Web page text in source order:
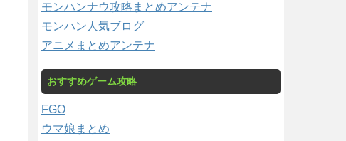
モンハンナウ攻略まとめアンテナ
モンハン人気ブログ
アニメまとめアンテナ
おすすめゲーム攻略
FGO
ウマ娘まとめ